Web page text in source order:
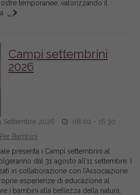
temporanee, valorizzando il
Campi settembrini
2026
Settembre 2026
08:00 - 16:30
Bambini
presenta i Campi settembrini al
dal 31 agosto all’11 settembre. I
in collaborazione con l’Associazione
esperienze di educazione al
i bambini alla bellezza della natura,